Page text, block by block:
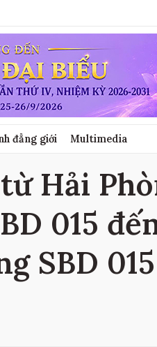
đẳng giới Multimedia
Hải
015
SBD